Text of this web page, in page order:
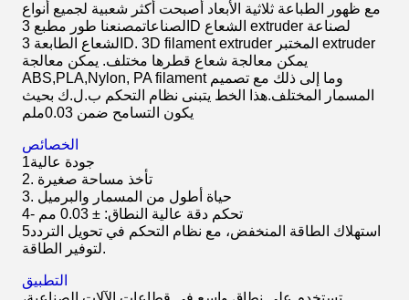
مع ظهور الطباعة ثلاثية الأبعاد أصبحت أكثر شعبية لجميع أنواع
الصناعاتمصنعنا طور مطبع 3D الشعاع extruder لصناعة
الشعاع الطابعة 3D. 3D filament extruder المختبر extruder
يمكن معالجة شعاع قطرها مختلف. يمكن معالجة
ABS,PLA,Nylon, PA filament وما إلى ذلك مع تصميم
المسمار المختلف.هذا الخط يتبنى نظام التحكم ب.ل.ك بحيث
يكون التسامح ضمن 0.03ملم
الخصائص
1جودة عالية
2. تأخذ مساحة صغيرة
3. حياة أطول من المسمار والبرميل
4- تحكم دقة عالية النطاق: ± 0.03 مم
5استهلاك الطاقة المنخفض، مع نظام التحكم في تحويل التردد
لتوفير الطاقة.
التطبيق